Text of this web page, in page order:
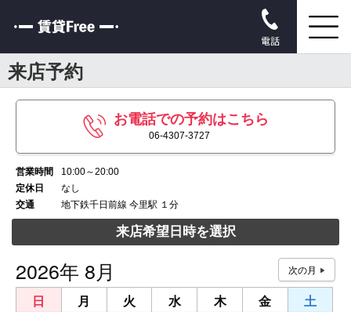
電話
来店予約
お電話での予約はこちら
06-4307-3727
営業時間
10:00～20:00
定休日
なし
交通
地下鉄千日前線 今里駅 １分
来店希望日時を選択
2026年 8月
日 月 火 水 木 金
土